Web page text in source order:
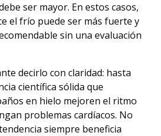
ser mayor. En estos casos,
el frío puede ser más fuerte y
sin una evaluación
decirlo con claridad: hasta
científica sólida que
en hielo mejoren el ritmo
problemas cardíacos. No
siempre beneficia